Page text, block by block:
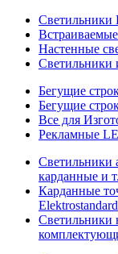
Светильники
Настенные
Светильники
Бегущие
Бегущие
Все для
Рекламные
Светильники
карданные и
Карданные
Elektrostandard
Светильники